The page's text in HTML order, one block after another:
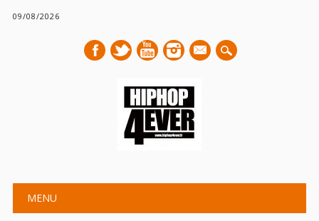
09/08/2026
mail
Main menu
MENU